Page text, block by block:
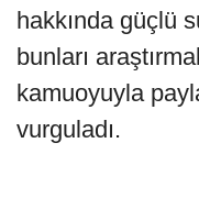
hakkında güçlü
bunları
kamuoyuyla
vurguladı.